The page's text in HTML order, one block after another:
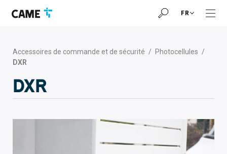
navigation
page
FR
Accessoires de commande et de sécurité / Photocellules /
DXR
DXR